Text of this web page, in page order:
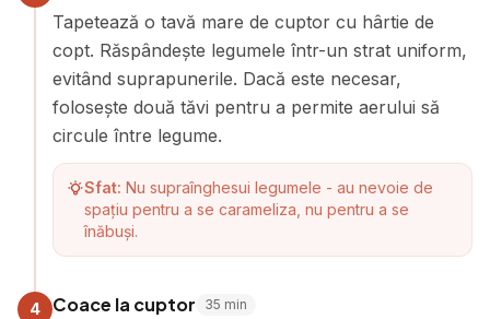
Tapetează o tavă mare de cuptor cu hârtie de
copt. Răspândește legumele într-un strat uniform,
evitând suprapunerile. Dacă este necesar,
folosește două tăvi pentru a permite aerului să
circule între legume.
Sfat: Nu supraînghesui legumele - au nevoie de
spațiu pentru a se carameliza, nu pentru a se
înăbuși.
4 Coace la cuptor 35 min